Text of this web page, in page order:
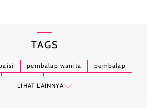
TAGS
pembalap wanita
pembalap
LIHAT LAINNYA